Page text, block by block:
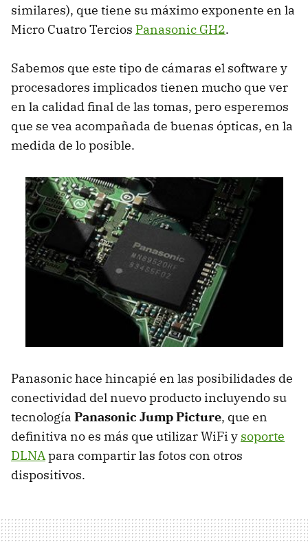
similares), que tiene su máximo exponente en la
Micro Cuatro Tercios Panasonic GH2.
Sabemos que este tipo de cámaras el software y
procesadores implicados tienen mucho que ver
en la calidad final de las tomas, pero esperemos
que se vea acompañada de buenas ópticas, en la
medida de lo posible.
Panasonic hace hincapié en las posibilidades de
conectividad del nuevo producto incluyendo su
tecnología Panasonic Jump Picture, que en
definitiva no es más que utilizar WiFi y soporte
DLNApara compartir las fotos con otros
dispositivos.